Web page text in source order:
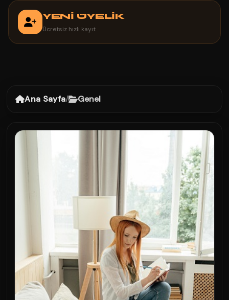
YENİ ÜYELİK
Ücretsiz hızlı kayıt
Ana Sayfa/ Genel